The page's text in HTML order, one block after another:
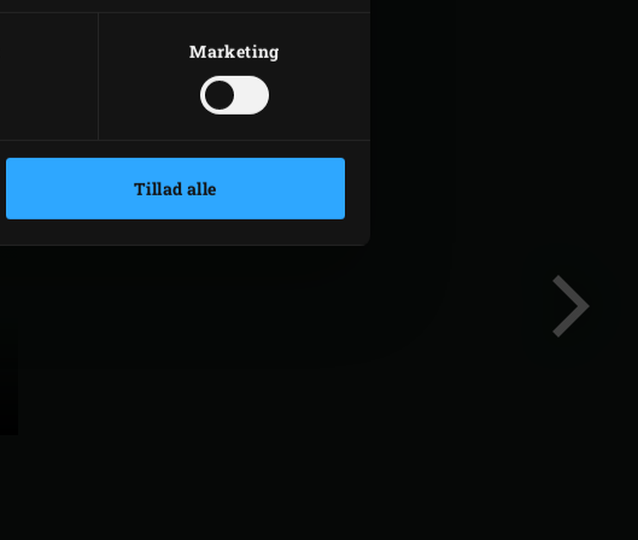
Marketing
Tillad alle